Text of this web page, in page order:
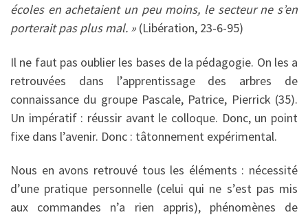
écoles en achetaient un peu moins, le secteur ne s’en
porterait pas plus mal. » (Libération, 23-6-95)
Il ne faut pas oublier les bases de la pédagogie. On les a
retrouvées dans l’apprentissage des arbres de
connaissance du groupe Pascale, Patrice, Pierrick (35).
Un impératif : réussir avant le colloque. Donc, un point
fixe dans l’avenir. Donc : tâtonnement expérimental.
Nous en avons retrouvé tous les éléments : nécessité
d’une pratique personnelle (celui qui ne s’est pas mis
aux commandes n’a rien appris), phénomènes de